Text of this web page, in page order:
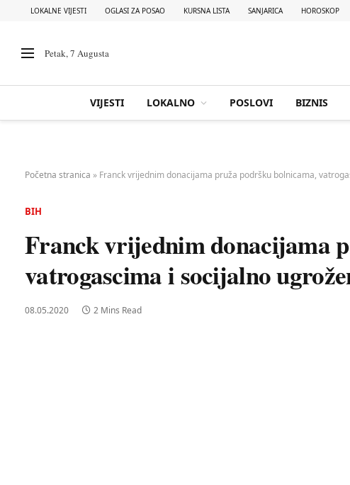
LOKALNE VIJESTI OGLASI ZA POSAO KURSNA LISTA SANJARICA HOROSKOP
Petak, 7 Augusta
VIJESTI LOKALNO POSLOVI BIZNIS
Početna stranica » Franck vrijednim donacijama pruža podršku bolnicama,
BIH
Franck vrijednim donacijama
vatrogascima i socijalno
08.05.2020 2 Mins Read